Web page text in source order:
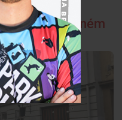
na nájemném
Doprava